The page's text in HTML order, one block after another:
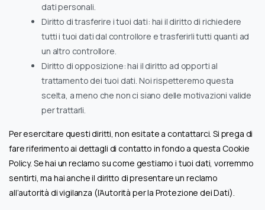
dati personali.
Diritto di trasferire i tuoi dati: hai il diritto di richiedere
tutti i tuoi dati dal controllore e trasferirli tutti quanti ad
un altro controllore.
Diritto di opposizione: hai il diritto ad opporti al
trattamento dei tuoi dati. Noi rispetteremo questa
scelta, a meno che non ci siano delle motivazioni valide
per trattarli.
Per esercitare questi diritti, non esitate a contattarci. Si prega di
fare riferimento ai dettagli di contatto in fondo a questa Cookie
Policy. Se hai un reclamo su come gestiamo i tuoi dati, vorremmo
sentirti, ma hai anche il diritto di presentare un reclamo
all’autorità di vigilanza (l’Autorità per la Protezione dei Dati).